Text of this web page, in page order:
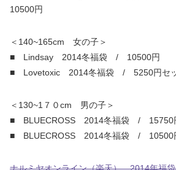
10500円
＜140~165cm 女の子＞
■ Lindsay 2014冬福袋 / 10500円
■ Lovetoxic 2014冬福袋 / 5250円セ
＜130~1７０cm 男の子＞
■ BLUECROSS 2014冬福袋 / 15750
■ BLUECROSS 2014冬福袋 / 10500